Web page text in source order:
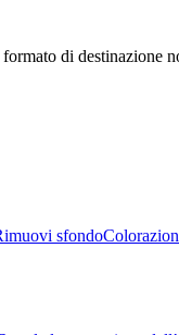
di destinazione
sfondo